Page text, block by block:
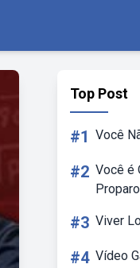
Top Post
#1 Você
#2 Você é
#3 Viver
#4 Vídeo